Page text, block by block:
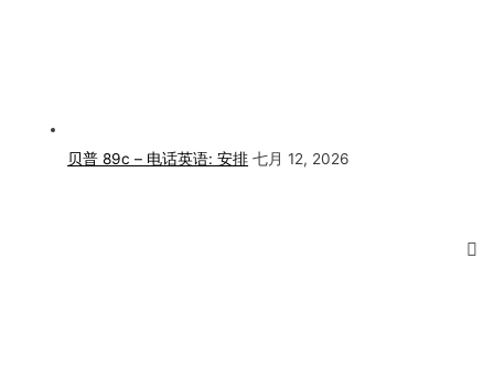
贝普 89c – 电话英语: 安排 七月 12, 2026